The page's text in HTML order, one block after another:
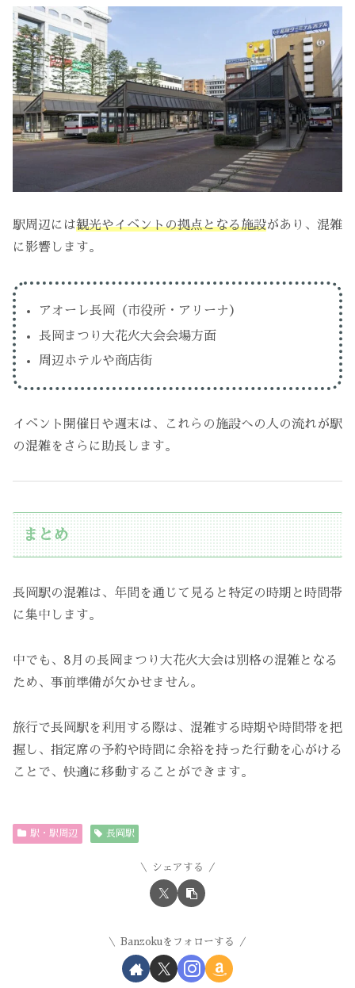
駅周辺には観光やイベントの拠点となる施設があり、混雑
に影響します。
アオーレ長岡（市役所・アリーナ）
長岡まつり大花火大会会場方面
周辺ホテルや商店街
イベント開催日や週末は、これらの施設への人の流れが駅
の混雑をさらに助長します。
まとめ
長岡駅の混雑は、年間を通じて見ると特定の時期と時間帯
に集中します。
中でも、8月の長岡まつり大花火大会は別格の混雑となる
ため、事前準備が欠かせません。
旅行で長岡駅を利用する際は、混雑する時期や時間帯を把
握し、指定席の予約や時間に余裕を持った行動を心がける
ことで、快適に移動することができます。
駅・駅周辺 長岡駅
シェアする
Banzokuをフォローする